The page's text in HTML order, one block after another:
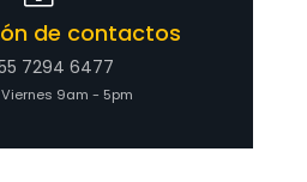
de contactos
7294 6477
9am - 5pm